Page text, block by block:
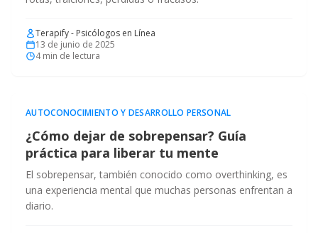
Terapify - Psicólogos en Línea
13 de junio de 2025
4min de lectura
AUTOCONOCIMIENTO Y DESARROLLO PERSONAL
¿Cómo dejar de sobrepensar? Guía
práctica para liberar tu mente
El sobrepensar, también conocido como overthinking, es
una experiencia mental que muchas personas enfrentan a
diario.